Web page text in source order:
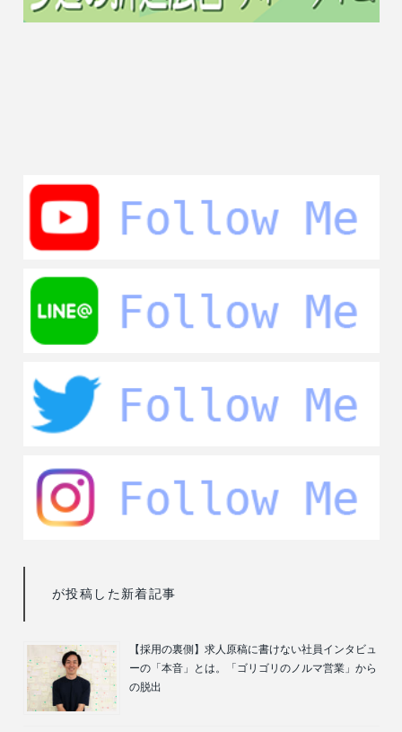
が投稿した新着記事
【採用の裏側】求人原稿に書けない社員インタビュ
ーの「本音」とは。「ゴリゴリのノルマ営業」から
の脱出